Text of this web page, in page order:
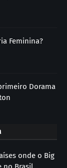
Feminina?
Dorama
onde o Big